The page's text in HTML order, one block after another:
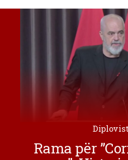
Rama për